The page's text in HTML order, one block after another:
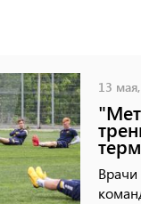
13
Врачи